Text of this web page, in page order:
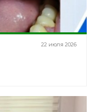
22 июля 2026